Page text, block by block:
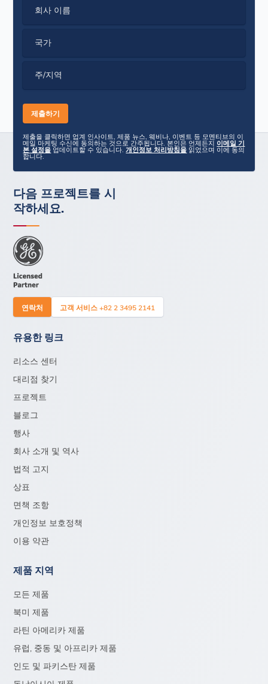
회사 이름
국가
주/지역
제출을 클릭하면 업계 인사이트, 제품 뉴스, 웨비나, 이벤트 등 모멘티브의 이
메일 마케팅 수신에 동의하는 것으로 간주됩니다. 본인은 언제든지 이메일 기
본 설정을 업데이트할 수 있습니다.개인정보 처리방침을 읽었으며 이에 동의
합니다.
다음 프로젝트를 시
작하세요.
연락처 고객 서비스 +82 2 3495 2141
유용한 링크
리소스 센터
대리점 찾기
프로젝트
블로그
행사
회사 소개 및 역사
법적 고지
상표
면책 조항
개인정보 보호정책
이용 약관
제품 지역
모든 제품
북미 제품
라틴 아메리카 제품
유럽, 중동 및 아프리카 제품
인도 및 파키스탄 제품